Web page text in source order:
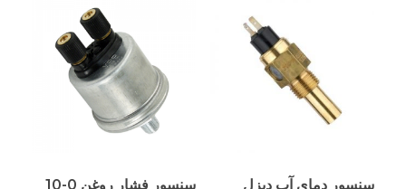
سنسور دمای آب دیزل
سنسور فشار روغن 0-10